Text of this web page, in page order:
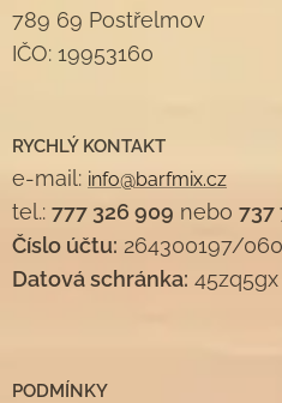
789 69 Postřelmov
IČO: 19953160
RYCHLÝ KONTAKT
e-mail: info@barfmix.cz
tel.: 777 326 909 nebo 737
Číslo účtu: 264300197/
Datová schránka: 45zq5gx
PODMÍNKY